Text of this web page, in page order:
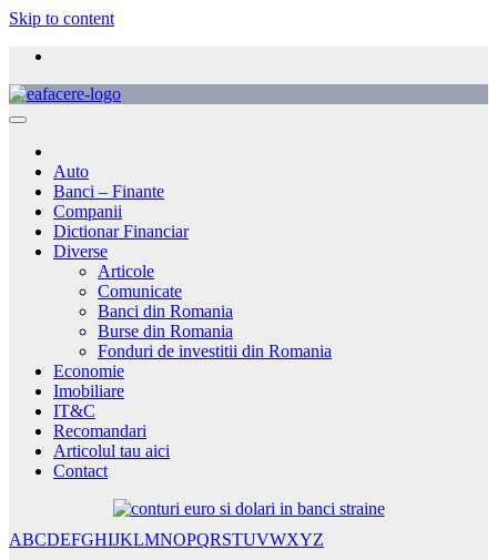
Skip to content
Auto
Banci – Finante
Companii
Dictionar Financiar
Diverse
Articole
Comunicate
Banci din Romania
Burse din Romania
Fonduri de investitii din Romania
Economie
Imobiliare
IT&C
Recomandari
Articolul tau aici
Contact
ABCDEFGHIJKLMNOPQRSTUVWXYZ